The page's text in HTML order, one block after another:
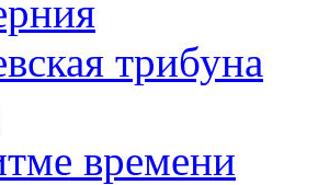
трибуна
времени